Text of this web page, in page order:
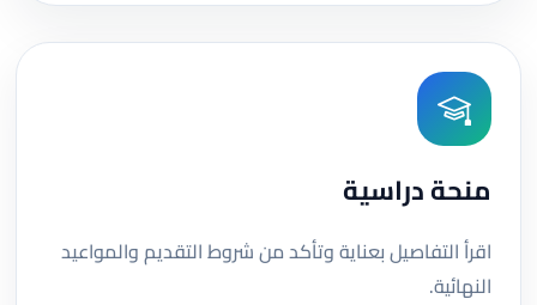
منحة دراسية
اقرأ التفاصيل بعناية وتأكد من شروط التقديم والمواعيد
النهائية.